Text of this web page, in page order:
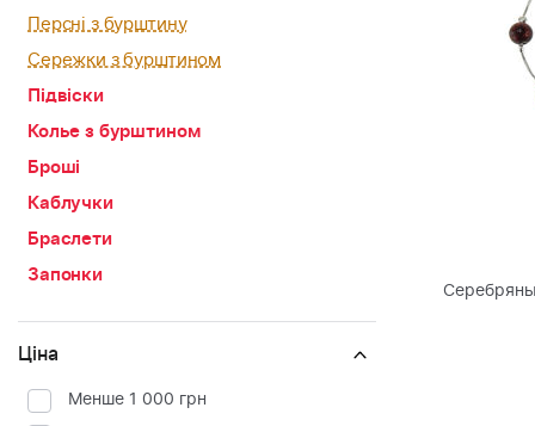
Персні з бурштину
Сережки з бурштином
Підвіски
Колье з бурштином
Броші
Каблучки
Браслети
Запонки
Ціна
Менше 1 000 грн